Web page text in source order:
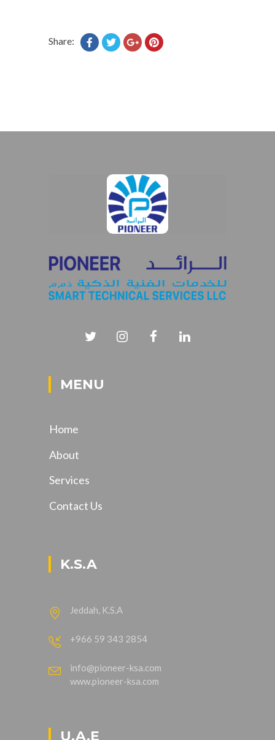
Share:
MENU
Home
About
Services
Contact Us
K.S.A
Jeddah, K.S.A
+966 59 343 2854
info@pioneer-ksa.com
www.pioneer-ksa.com
U.A.E